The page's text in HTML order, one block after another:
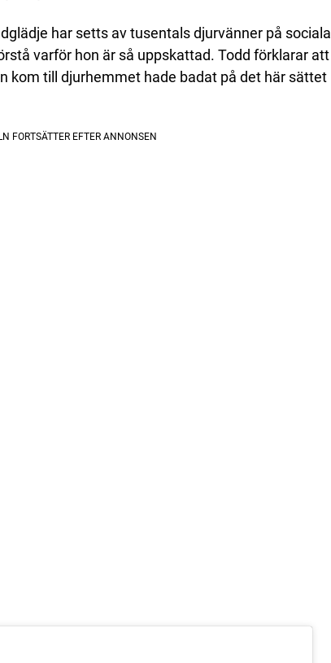
har setts av tusentals djurvänner på sociala
varför hon är så uppskattad. Todd förklarar att
kom till djurhemmet hade badat på det här sättet